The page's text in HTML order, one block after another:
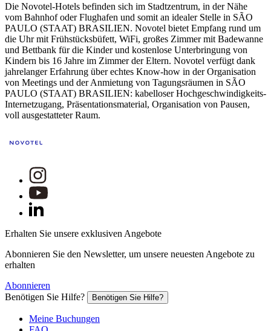
Die Novotel-Hotels befinden sich im Stadtzentrum, in der Nähe
vom Bahnhof oder Flughafen und somit an idealer Stelle in SÃO
PAULO (STAAT) BRASILIEN. Novotel bietet Empfang rund um
die Uhr mit Frühstücksbüfett, WiFi, großes Zimmer mit Badewanne
und Bettbank für die Kinder und kostenlose Unterbringung von
Kindern bis 16 Jahre im Zimmer der Eltern. Novotel verfügt dank
jahrelanger Erfahrung über echtes Know-how in der Organisation
von Meetings und der Anmietung von Tagungsräumen in SÃO
PAULO (STAAT) BRASILIEN: kabelloser Hochgeschwindigkeits-
Internetzugang, Präsentationsmaterial, Organisation von Pausen,
voll ausgestatteter Raum.
Erhalten Sie unsere exklusiven Angebote
Abonnieren Sie den Newsletter, um unsere neuesten Angebote zu
erhalten
Abonnieren
Benötigen Sie Hilfe?
Benötigen Sie Hilfe?
Meine Buchungen